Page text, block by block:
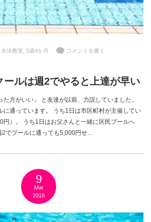
水泳教室 5歳4か月
コメントを書く
ールは週2でやると上達が早い
た方がいい」 と友達が以前、力説していました。
に通っています。 うち1日は市区町村が主催してい
円）。 うち1日はお父さんと一緒に区民プールへ
2でプールに通っても5,000円せ…
9
Mar
2018